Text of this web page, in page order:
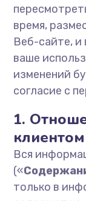
время,
Веб-сайте, и
ваше
изменений
согласие с
1.
клиентом
Вся
(«
только в